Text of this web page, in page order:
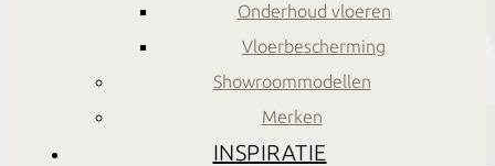
Onderhoud vloeren
Vloerbescherming
Showroommodellen
Merken
INSPIRATIE